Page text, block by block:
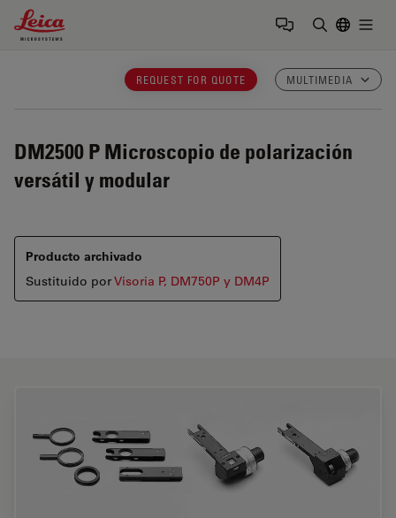
Leica Microsystems Logo
REQUEST FOR QUOTE MULTIMEDIA
DM2500 P Microscopio de polarización
versátil y modular
Producto archivado
Sustituido porVisoria P, DM750P y DM4P